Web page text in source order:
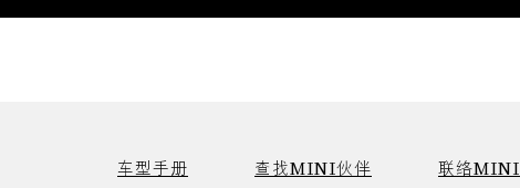
车型手册 查找MINI伙伴 联络MINI